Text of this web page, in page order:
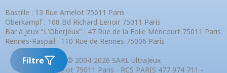
Filtre
Bastille : 13 Rue Amelot 75011 Paris
Oberkampf : 108 Bd Richard Lenoir 75011 Paris
Bar à Jeux "L'OberJeux" : 47 Rue de la Folie Méricourt 75011 Paris
Rennes-Raspail : 110 Rue de Rennes 75006 Paris
© 2004-2026 SARL UltraJeux
13 Rue Amelot 75011 Paris - RCS PARIS 477 974 711 -